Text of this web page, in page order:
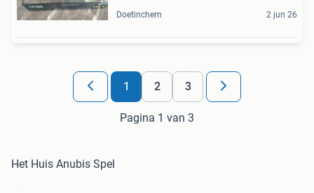
Doetinchem 2 jun 26
1 2 3
Pagina 1 van 3
Het Huis Anubis Spel